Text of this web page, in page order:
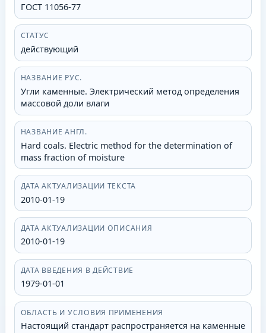
ГОСТ 11056-77
СТАТУС
действующий
НАЗВАНИЕ РУС.
Угли каменные. Электрический метод определения
массовой доли влаги
НАЗВАНИЕ АНГЛ.
Hard coals. Electric method for the determination of
mass fraction of moisture
ДАТА АКТУАЛИЗАЦИИ ТЕКСТА
2010-01-19
ДАТА АКТУАЛИЗАЦИИ ОПИСАНИЯ
2010-01-19
ДАТА ВВЕДЕНИЯ В ДЕЙСТВИЕ
1979-01-01
ОБЛАСТЬ И УСЛОВИЯ ПРИМЕНЕНИЯ
Настоящий стандарт распространяется на каменные